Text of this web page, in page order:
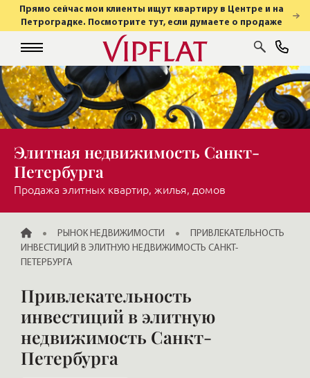
Прямо сейчас мои клиенты ищут квартиру в Центре и на
Петроградке. Посмотрите тут, если думаете о продаже
Элитная недвижимость Санкт-
Петербурга
Продажа элитных квартир, жилья, домов
ГЛАВНАЯРЫНОК НЕДВИЖИМОСТИ
ПРИВЛЕКАТЕЛЬНОСТЬ
ИНВЕСТИЦИЙ В ЭЛИТНУЮ НЕДВИЖИМОСТЬ САНКТ-
ПЕТЕРБУРГА
Привлекательность
инвестиций в элитную
недвижимость Санкт-
Петербурга